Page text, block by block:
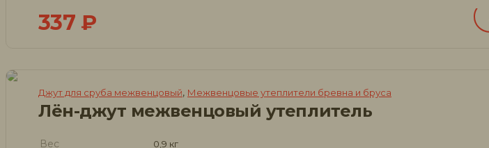
337 ₽
Джут для сруба межвенцовый, Межвенцовые утеплители бревна и бруса
Лён-джут межвенцовый утеплитель
Вес 0,9 кг